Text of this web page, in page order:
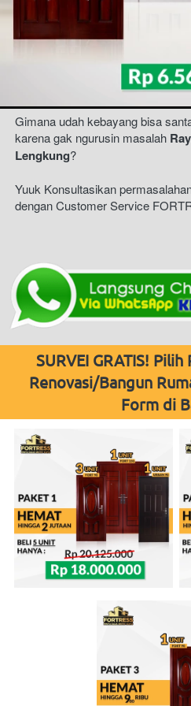
Gimana udah kebayang bisa
karena gak ngurusin masalah
Lengkung?
Yuuk Konsultasikan
dengan Customer Service
SURVEI GRATIS!
Renovasi/Bangun
Form di